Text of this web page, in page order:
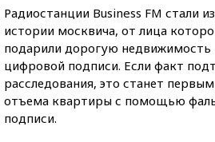
Радиостанции Business FM стали
истории москвича, от лица
подарили дорогую
цифровой подписи. Если факт
расследования, это станет
отъема квартиры с помощью
подписи.